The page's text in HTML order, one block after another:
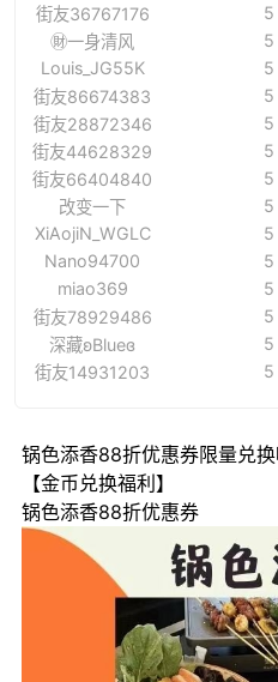
街友36767176
5
㊖一身清风
5
Louis_JG55K
5
街友86674383
5
街友28872346
5
街友44628329
5
街友66404840
5
改变一下
5
XiAojiN_WGLC
5
Nano94700
5
miao369
5
街友78929486
5
深藏ʚBlueɞ
5
街友14931203
5
锅色添香88折优惠券限量兑换
【金币兑换福利】
锅色添香88折优惠券